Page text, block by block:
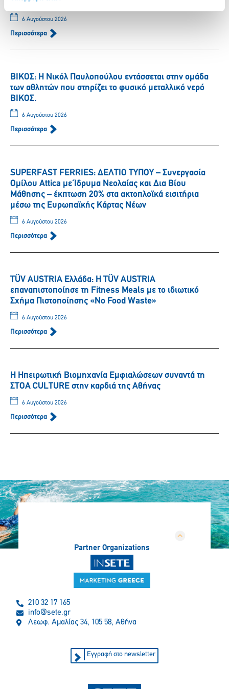
αθλήτριας Γεωργίας Δαμασιώτη
6 Αυγούστου 2026
Περισσότερα
ΒΙΚΟΣ: Η Νικόλ Παυλοπούλου εντάσσεται στην ομάδα
των αθλητών που στηρίζει το φυσικό μεταλλικό νερό
ΒΙΚΟΣ.
6 Αυγούστου 2026
Περισσότερα
SUPERFAST FERRIES: ΔΕΛΤΙΟ ΤΥΠΟΥ – Συνεργασία
Ομίλου Attica με Ίδρυμα Νεολαίας και Δια Βίου
Μάθησης – έκπτωση 20% στα ακτοπλοϊκά εισιτήρια
μέσω της Ευρωπαϊκής Κάρτας Νέων
6 Αυγούστου 2026
Περισσότερα
TÜV AUSTRIA Ελλάδα: Η TÜV AUSTRIA
επαναπιστοποίησε τη Fitness Meals με το ιδιωτικό
Σχήμα Πιστοποίησης «No Food Waste»
6 Αυγούστου 2026
Περισσότερα
Η Ηπειρωτική Βιομηχανία Εμφιαλώσεων συναντά τη
ΣΤΟΑ CULTURE στην καρδιά της Αθήνας
6 Αυγούστου 2026
Περισσότερα
Partner Organizations
210 32 17 165
info@sete.gr
Λεωφ. Αμαλίας 34, 105 58, Αθήνα
Εγγραφή στο newsletter